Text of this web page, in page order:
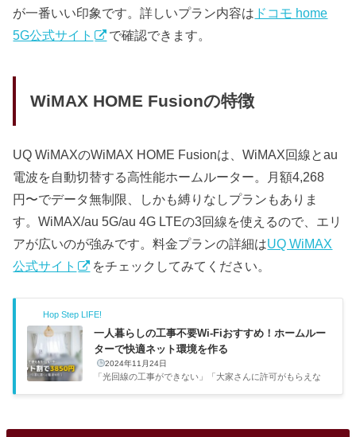
が一番いい印象です。詳しいプラン内容は ドコモ home
5G公式サイト
で確認できます。
WiMAX HOME Fusionの特徴
UQ WiMAXのWiMAX HOME Fusionは、WiMAX回線とau
電波を自動切替する高性能ホームルーター。月額4,268
円〜でデータ無制限、しかも縛りなしプランもありま
す。WiMAX/au 5G/au 4G LTEの3回線を使えるので、エリ
アが広いのが強みです。料金プランの詳細はUQ WiMAX
公式サイト
をチェックしてみてください。
Hop Step LIFE!
一人暮らしの工事不要Wi-Fiおすすめ！ホームルー
ターで快適ネット環境を作る
2024年11月24日
「光回線の工事ができない」「大家さんに許可がもらえな
倒だった経験があります。工事不要のホームルーターなら、